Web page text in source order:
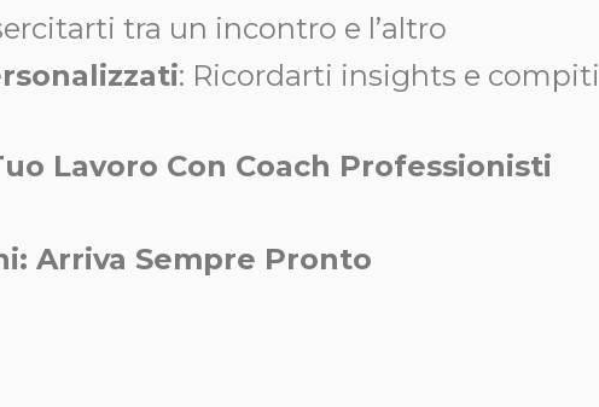
tra un incontro e l’altro
: Ricordarti insights e compiti
Lavoro Con Coach Professionisti
Arriva Sempre Pronto